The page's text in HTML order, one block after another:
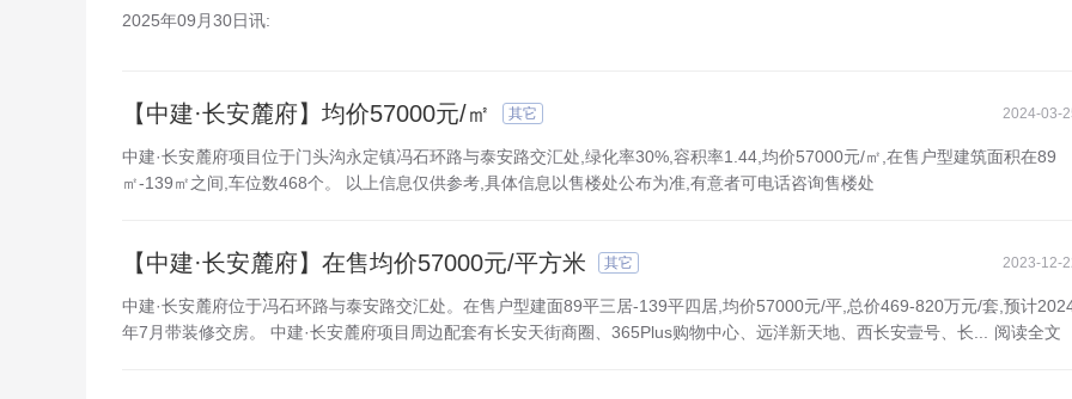
2025年09月30日讯:
【中建·长安麓府】均价57000元/㎡ 其它 2024-03-
中建·长安麓府项目位于门头沟永定镇冯石环路与泰安路交汇处,绿化率30%,容积率1.44,均价57000元/㎡,在售户型建筑面积在89
㎡-139㎡之间,车位数468个。 以上信息仅供参考,具体信息以售楼处公布为准,有意者可电话咨询售楼处
【中建·长安麓府】在售均价57000元/平方米 其它 2023-12-
中建·长安麓府位于冯石环路与泰安路交汇处。在售户型建面89平三居-139平四居,均价57000元/平,总价469-820万元/套,预计
年7月带装修交房。 中建·长安麓府项目周边配套有长安天街商圈、365Plus购物中心、远洋新天地、西长安壹号、长...
阅读全文